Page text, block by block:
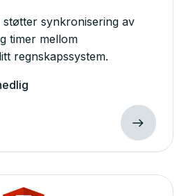
støtter synkronisering av
timer mellom
regnskapssystem.